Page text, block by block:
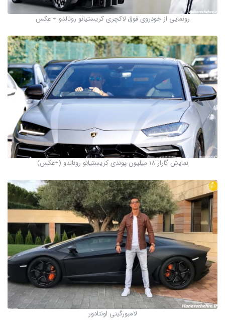
رونمایی از خودروی فوق لاکچری کریستیانو رونالدو + عکس
نمایش گاراژ 18 میلیون پوندی کریستیانو رونالدو (+عکس)
لامبورگینی اونتادور